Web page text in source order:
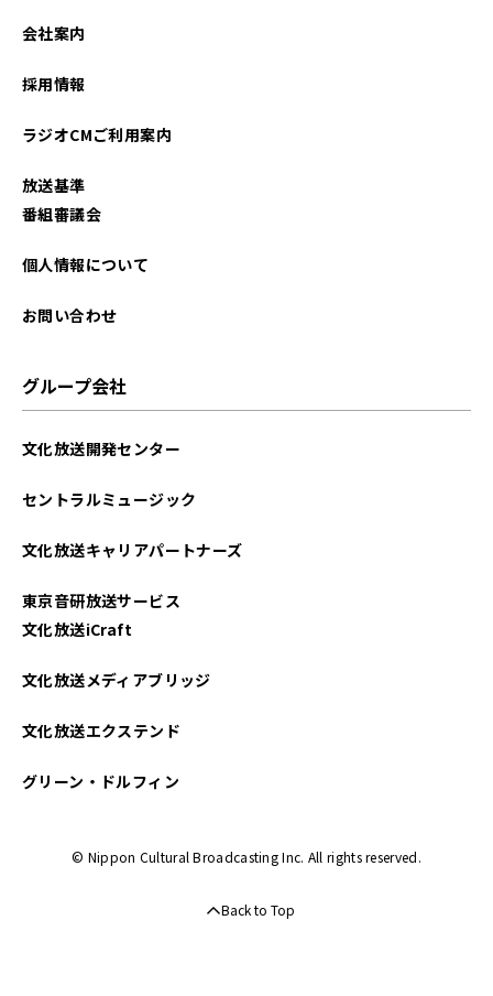
2023年04月
2022年08月
2022年03月
2022年02月
2021年12月
会社案内
採用情報
ラジオCMご利用案内
放送基準
番組審議会
個人情報について
お問い合わせ
グループ会社
文化放送開発センター
セントラルミュージック
文化放送キャリアパートナーズ
東京音研放送サービス
文化放送iCraft
文化放送メディアブリッジ
文化放送エクステンド
グリーン・ドルフィン
© Nippon Cultural Broadcasting Inc. All rights reserved.
Back to Top